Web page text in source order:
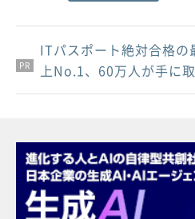
PR
PR
PR
ITパスポート絶対合格
上No.1、60万人が手に